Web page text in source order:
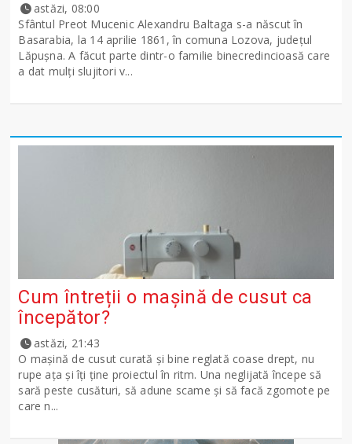
astăzi, 08:00
Sfântul Preot Mucenic Alexandru Baltaga s-a născut în
Basarabia, la 14 aprilie 1861, în comuna Lozova, județul
Lăpușna. A făcut parte dintr-o familie binecredincioasă care
a dat mulți slujitori v...
Cum întreții o mașină de cusut ca
începător?
astăzi, 21:43
O mașină de cusut curată și bine reglată coase drept, nu
rupe ața și îți ține proiectul în ritm. Una neglijată începe să
sară peste cusături, să adune scame și să facă zgomote pe
care n...